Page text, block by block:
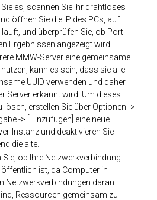
es, scannen Sie Ihr drahtloses
öffnen Sie die IP des PCs, auf
und überprüfen Sie, ob Port
Ergebnissen angezeigt wird.
MMW-Server eine gemeinsame
kann es sein, dass sie alle
UUID verwenden und daher
Server erkannt wird. Um dieses
lösen, erstellen Sie über Optionen ->
-> [Hinzufügen] eine neue
Instanz und deaktivieren Sie
die alte.
Sie, ob Ihre Netzwerkverbindung
ist, da Computer in
Netzwerkverbindungen daran
Ressourcen gemeinsam zu